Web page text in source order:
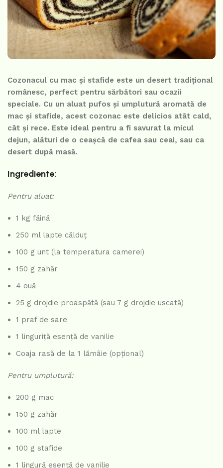
Cozonacul cu mac și stafide este un desert tradițional
românesc, perfect pentru sărbători sau ocazii
speciale. Cu un aluat pufos și umplutură aromată de
mac și stafide, acest cozonac este delicios atât cald,
cât și rece. Este ideal pentru a fi savurat la micul
dejun, alături de o ceașcă de cafea sau ceai, sau ca
desert după masă.
Ingrediente:
Pentru aluat:
1 kg făină
250 ml lapte călduț
100 g unt (la temperatura camerei)
150 g zahăr
4 ouă
25 g drojdie proaspătă (sau 7 g drojdie uscată)
1 praf de sare
1 linguriță esență de vanilie
Coaja rasă de la 1 lămâie (opțional)
Pentru umplutură:
200 g mac
150 g zahăr
100 ml lapte
100 g stafide
1 lingură esență de vanilie